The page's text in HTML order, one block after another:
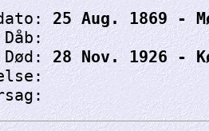
25 Aug. 1869 -
Dåb:
Død:
28 Nov. 1926 -